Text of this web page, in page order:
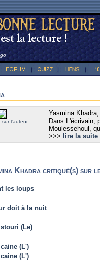
sur l'auteur
Yasmina
Dans L'écrivain,
Moulessehoul,
>>> lire la suite
Khadra critiqué(s) sur
les loups
doit à la nuit
(Le)
(L')
(L')